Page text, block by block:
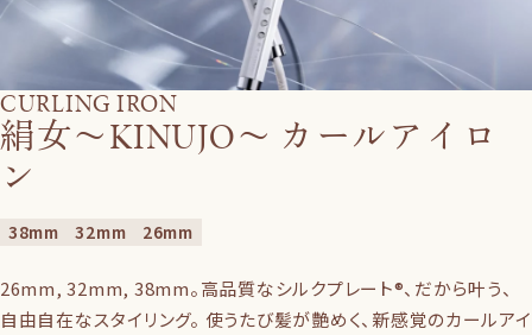
CURLING IRON
絹女〜KINUJO〜 カールアイロ
ン
38mm 32mm 26mm
26mm, 32mm, 38mm。高品質なシルクプレート®、だから叶う、
自由自在なスタイリング。 使うたび髪が艶めく、新感覚のカールアイ